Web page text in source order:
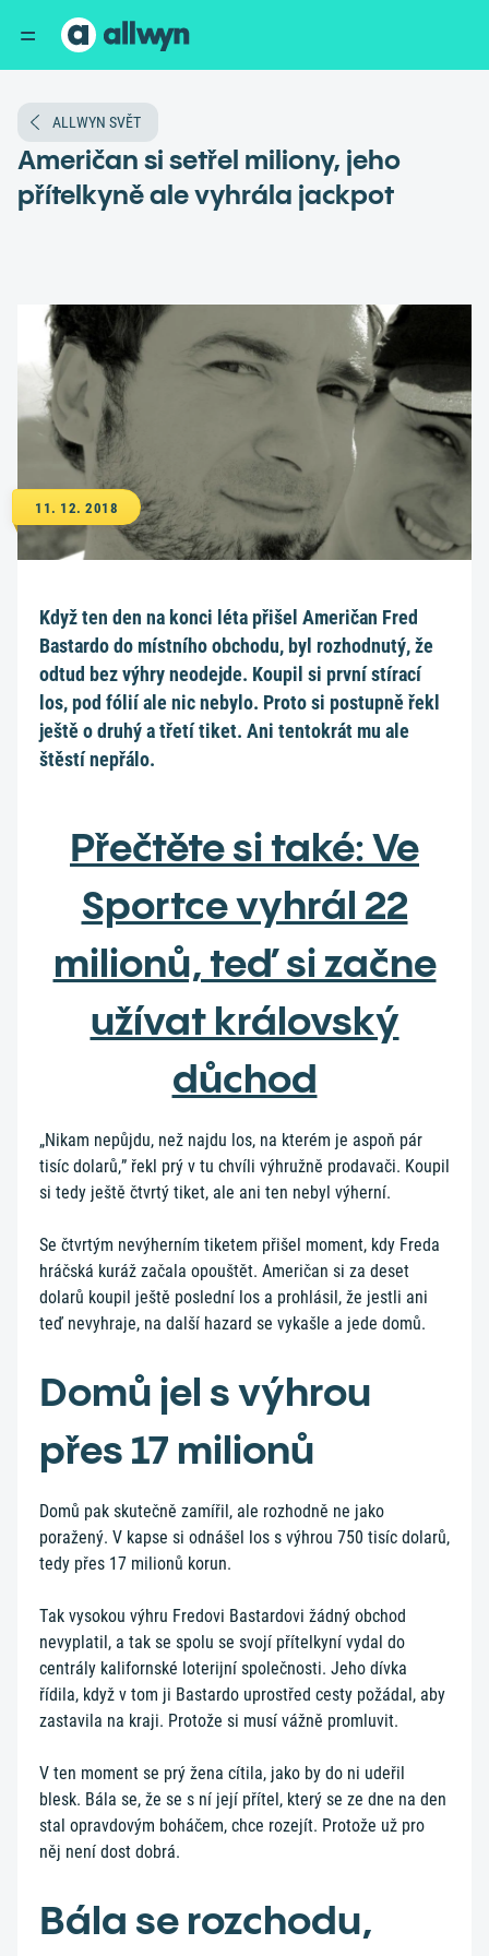
ALLWYN SVĚT
Američan si setřel miliony, jeho
přítelkyně ale vyhrála jackpot
11. 12. 2018
Když ten den na konci léta přišel Američan Fred
Bastardo do místního obchodu, byl rozhodnutý, že
odtud bez výhry neodejde. Koupil si první stírací
los, pod fólií ale nic nebylo. Proto si postupně řekl
ještě o druhý a třetí tiket. Ani tentokrát mu ale
štěstí nepřálo.
Přečtěte si také: Ve
Sportce vyhrál 22
milionů, teď si začne
užívat královský
důchod
„Nikam nepůjdu, než najdu los, na kterém je aspoň pár
tisíc dolarů,” řekl prý v tu chvíli výhružně prodavači. Koupil
si tedy ještě čtvrtý tiket, ale ani ten nebyl výherní.
Se čtvrtým nevýherním tiketem přišel moment, kdy Freda
hráčská kuráž začala opouštět. Američan si za deset
dolarů koupil ještě poslední los a prohlásil, že jestli ani
teď nevyhraje, na další hazard se vykašle a jede domů.
Domů jel s výhrou
přes 17 milionů
Domů pak skutečně zamířil, ale rozhodně ne jako
poražený. V kapse si odnášel los s výhrou 750 tisíc dolarů,
tedy přes 17 milionů korun.
Tak vysokou výhru Fredovi Bastardovi žádný obchod
nevyplatil, a tak se spolu se svojí přítelkyní vydal do
centrály kalifornské loterijní společnosti. Jeho dívka
řídila, když v tom ji Bastardo uprostřed cesty požádal, aby
zastavila na kraji. Protože si musí vážně promluvit.
V ten moment se prý žena cítila, jako by do ni udeřil
blesk. Bála se, že se s ní její přítel, který se ze dne na den
stal opravdovým boháčem, chce rozejít. Protože už pro
něj není dost dobrá.
Bála se rozchodu,